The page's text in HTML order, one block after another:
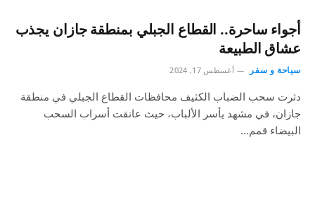
أجواء ساحرة.. القطاع الجبلي بمنطقة جازان يجذب
عشاق الطبيعة
سياحة و سفر أغسطس 17, 2024
دثرت سحب الضباب الكثيف محافظات القطاع الجبلي في منطقة
جازان، في مشهد يأسر الألباب، حيث عانقت أسراب السحب
البيضاء قمم…